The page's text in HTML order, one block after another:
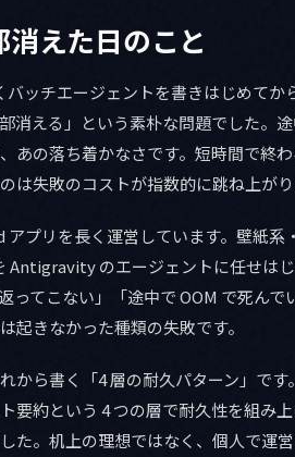
えた日のこと
ッチエージェントを書きはじめてか
消える」という素朴な問題でした。
あの落ち着かなさです。短時間で終
は失敗のコストが指数的に跳ね上がり
プリを長く運営しています。壁紙
Antigravity のエージェントに任せは
ってこない」「途中で OOM で死ん
起きなかった種類の失敗です。
から書く「4 層の耐久パターン」で
要約という 4 つの層で耐久性を組み
た。机上の理想ではなく、個人で運